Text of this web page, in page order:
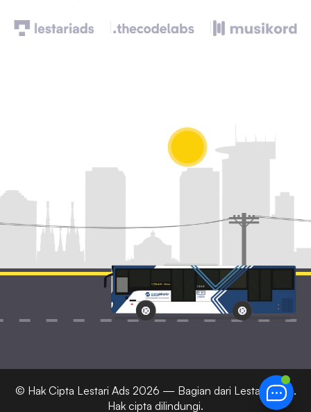
© Hak Cipta Lestari Ads 2026 — Bagian dari Lestari Corp.
Hak cipta dilindungi.